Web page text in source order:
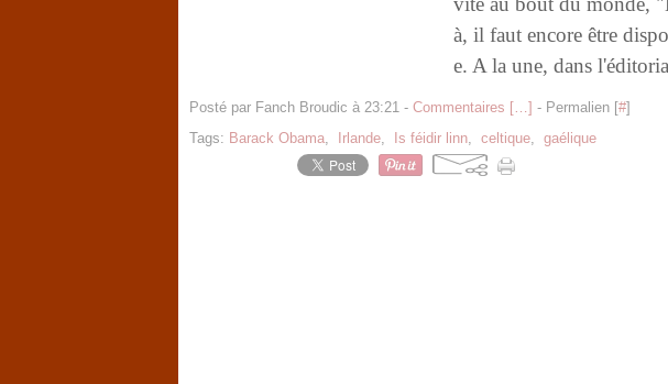
à, il faut encore être
e. A la une, dans
Posté par Fanch Broudic à 23:21 - Commentaires […] - Permalien [#]
Tags: Barack Obama, Irlande, Is féidir linn, celtique, gaélique